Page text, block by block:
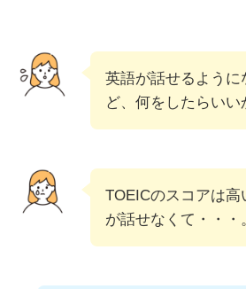
英語が話せるように
ど、何をしたらいい
TOEICのスコアは高
が話せなくて・・・